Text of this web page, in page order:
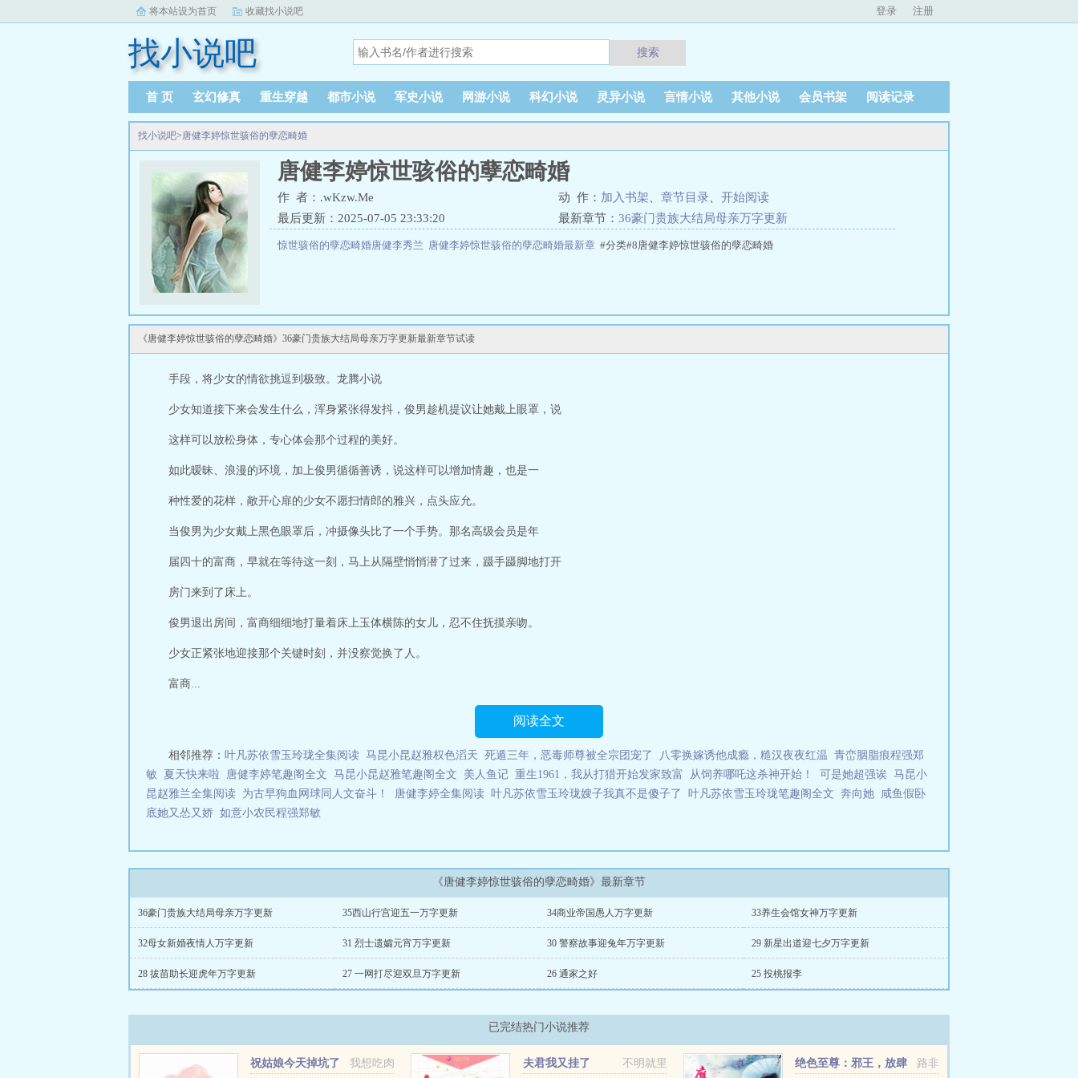
将本站设为首页 收藏找小说吧 登录 注册
找小说吧 搜索
首 页 玄幻修真 重生穿越 都市小说 军史小说 网游小说 科幻小说 灵异小说 言情小说 其他小说 会员书架 阅读记录
找小说吧>唐健李婷惊世骇俗的孽恋畸婚
唐健李婷惊世骇俗的孽恋畸婚
作 者：.wKzw.Me 动 作： 加入书架 章节目录
开始阅读
最后更新：2025-07-05 23:33:20
最新章节： 36豪门贵族大结局母亲万字更新
惊世骇俗的孽恋畸婚唐健李秀兰 唐健李婷惊世骇俗的孽恋畸婚最新章 #分类#8唐健李婷惊世骇俗的孽恋畸婚
《唐健李婷惊世骇俗的孽恋畸婚》36豪门贵族大结局母亲万字更新最新章节试读
手段，将少女的情欲挑逗到极致。龙腾小说
少女知道接下来会发生什么，浑身紧张得发抖，俊男趁机提议让她戴上眼罩，说
这样可以放松身体，专心体会那个过程的美好。
如此暧昧、浪漫的环境，加上俊男循循善诱，说这样可以增加情趣，也是一
种性爱的花样，敞开心扉的少女不愿扫情郎的雅兴，点头应允。
当俊男为少女戴上黑色眼罩后，冲摄像头比了一个手势。那名高级会员是年
届四十的富商，早就在等待这一刻，马上从隔壁悄悄潜了过来，蹑手蹑脚地打开
房门来到了床上。
俊男退出房间，富商细细地打量着床上玉体横陈的女儿，忍不住抚摸亲吻。
少女正紧张地迎接那个关键时刻，并没察觉换了人。
富商...
阅读全文
相邻推荐： 叶凡苏依雪玉玲珑全集阅读 马昆小昆赵雅权色滔天 死遁三年，恶毒师尊被全宗团宠了 八零换嫁诱他成瘾，糙汉夜夜红温 青峦胭脂痕程强郑
敏
夏天快来啦 唐健李婷笔趣阁全文 马昆小昆赵雅笔趣阁全文 美人鱼记 重生1961，我从打猎开始发家致富 从饲养哪吒这杀神开始！ 可是她超强诶 马昆小
昆赵雅兰全集阅读 为古早狗血网球同人文奋斗！ 唐健李婷全集阅读 叶凡苏依雪玉玲珑嫂子我真不是傻子了 叶凡苏依雪玉玲珑笔趣阁全文 奔向她 咸鱼假卧
底她又怂又娇 如意小农民程强郑敏
《唐健李婷惊世骇俗的孽恋畸婚》最新章节
36豪门贵族大结局母亲万字更新 35西山行宫迎五一万字更新 34商业帝国愚人万字更新 33养生会馆女神万字更新
32母女新婚夜情人万字更新 31 烈士遗孀元宵万字更新 30 警察故事迎兔年万字更新 29 新星出道迎七夕万字更新
28 拔苗助长迎虎年万字更新 27 一网打尽迎双旦万字更新 26 通家之好 25 投桃报李
已完结热门小说推荐
我想吃肉
祝姑娘今天掉坑了 不明就里
夫君我又挂了 路非
绝色至尊：邪王，放肆